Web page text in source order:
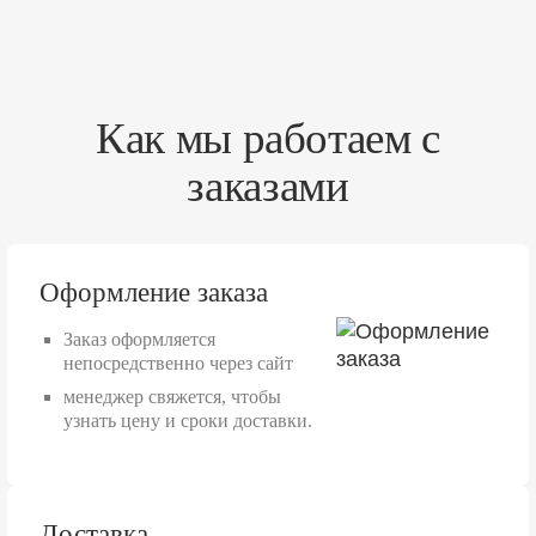
Как мы работаем с
заказами
Оформление заказа
Заказ оформляется
непосредственно через сайт
менеджер свяжется, чтобы
узнать цену и сроки доставки.